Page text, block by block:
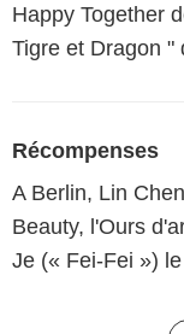
Happy Together
Tigre et Dragon "
Récompenses
A Berlin, Lin
Beauty, l'Ours
Je (« Fei-Fei »)